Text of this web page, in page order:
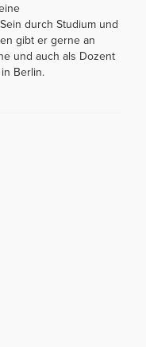
durch Studium und
gibt er gerne an
und auch als Dozent
Berlin.